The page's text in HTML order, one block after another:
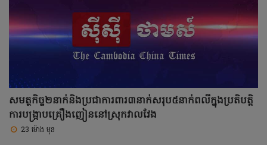
សមត្ថកិច្ច២នាក់និងប្រជាការពារ៣នាក់សរុប៥នាក់ពលីក្នុងប្រតិបត្តិ
ការបង្ក្រាបគ្រឿងញៀននៅស្រុកវាលវែង
23 ម៉ោង មុន